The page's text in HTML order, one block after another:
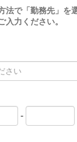
で「勤務先」を
入力ください。
-